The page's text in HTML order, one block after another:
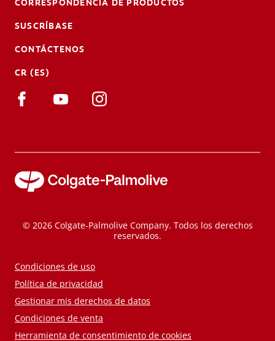
CORRESPONDENCIA DE PRODUCTOS
SUSCRÍBASE
CONTÁCTENOS
CR (ES)
© 2026 Colgate-Palmolive Company. Todos los derechos
reservados.
Condiciones de uso
Política de privacidad
Gestionar mis derechos de datos
Condiciones de venta
Herramienta de consentimiento de cookies